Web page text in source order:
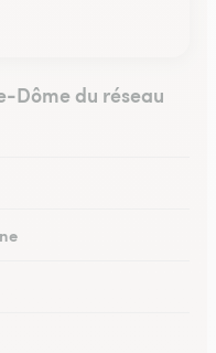
Dôme du réseau